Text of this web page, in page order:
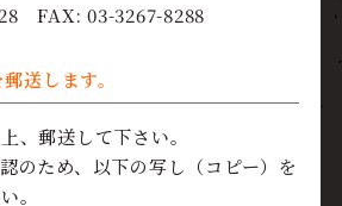
FAX: 03-3267-8288
送します。
、郵送して下さい。
のため、以下の写し（コピー）を
。